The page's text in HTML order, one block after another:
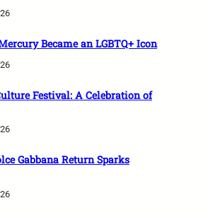
Became an LGBTQ+ Icon
Festival: A Celebration of
Gabbana Return Sparks